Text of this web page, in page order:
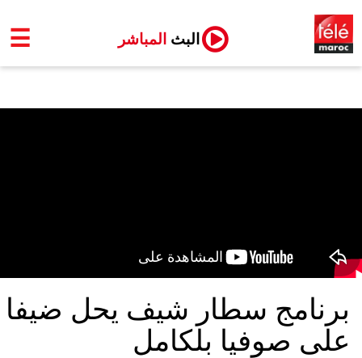
☰ البث المباشر
برنامج سطار شيف يحل ضيفا
على صوفيا بلكامل